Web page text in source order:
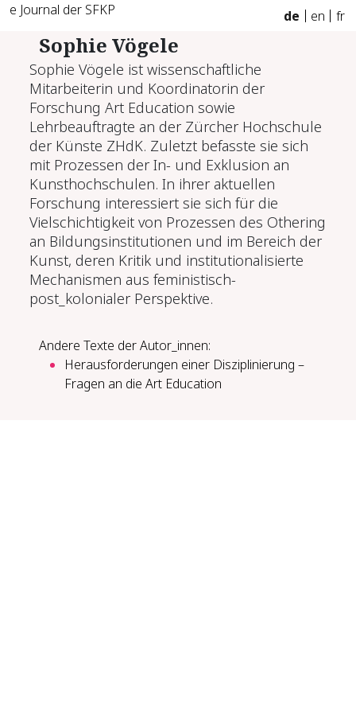
e Journal der SFKP de en fr
Sophie Vögele
Sophie Vögele ist wissenschaftliche
Mitarbeiterin und Koordinatorin der
Forschung Art Education sowie
Lehrbeauftragte an der Zürcher Hochschule
der Künste ZHdK. Zuletzt befasste sie sich
mit Prozessen der In- und Exklusion an
Kunsthochschulen. In ihrer aktuellen
Forschung interessiert sie sich für die
Vielschichtigkeit von Prozessen des Othering
an Bildungsinstitutionen und im Bereich der
Kunst, deren Kritik und institutionalisierte
Mechanismen aus feministisch-
post_kolonialer Perspektive.
Andere Texte der Autor_innen:
Herausforderungen einer Disziplinierung –
Fragen an die Art Education